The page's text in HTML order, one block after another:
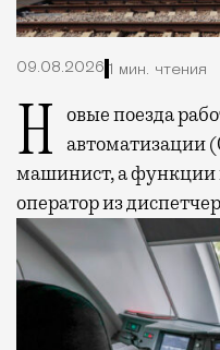
09.08.2026 1 мин. чтения
Новые поезда работают на четвертом уровне автоматизации
машинист, а функции
оператор из